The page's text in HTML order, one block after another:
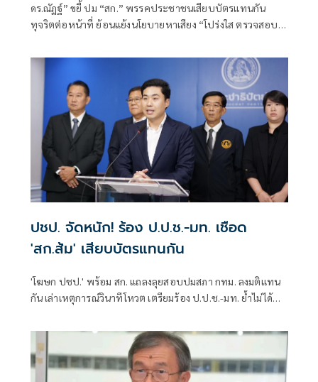
ดร.ณัฏฐ์” ขยี้ ปม “สก.” พรรคประชาชนเสียบบัตรแทนกัน
ทุจริตต่อหน้าที่ ย้อนแย้งนโยบายหาเสียง “โปร่งใส ตรวจสอบ
ปชป. จัดหนัก! ร้อง ป.ป.ช.-มท. เชือด
'สก.ส้ม' เสียบบัตรแทนกัน
'โฆษก ปชป.' พร้อม สก. แถลงลุยสอบปมสภา กทม. ลงมติแทน
กัน เล่าเหตุการณ์วินาทีโหวต เตรียมร้อง ป.ป.ช.-มท. ย้ำไม่ได้